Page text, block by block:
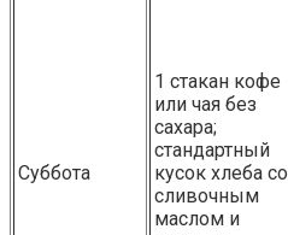
Суббота
1 стакан кофе
или чая без
сахара;
стандартный
кусок хлеба со
сливочным
маслом и